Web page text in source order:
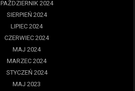
PAŹDZIERNIK 2024
SIERPIEŃ 2024
LIPIEC 2024
CZERWIEC 2024
MAJ 2024
MARZEC 2024
STYCZEŃ 2024
MAJ 2023